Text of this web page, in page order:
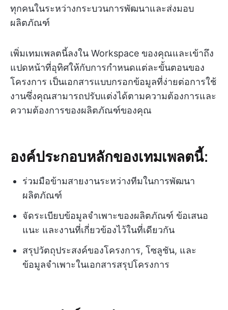
ทุกคนในระหว่างกระบวนการพัฒนาและส่งมอบ
ผลิตภัณฑ์
เพิ่มเทมเพลตนี้ลงใน Workspace ของคุณและเข้าถึง
แปดหน้าที่อุทิศให้กับการกำหนดแต่ละขั้นตอนของ
โครงการ เป็นเอกสารแบบกรอกข้อมูลที่ง่ายต่อการใช้
งานซึ่งคุณสามารถปรับแต่งได้ตามความต้องการและ
ความต้องการของผลิตภัณฑ์ของคุณ
องค์ประกอบหลักของเทมเพลตนี้:
ร่วมมือข้ามสายงานระหว่างทีมในการพัฒนา
ผลิตภัณฑ์
จัดระเบียบข้อมูลจำเพาะของผลิตภัณฑ์ ข้อเสนอ
แนะ และงานที่เกี่ยวข้องไว้ในที่เดียวกัน
สรุปวัตถุประสงค์ของโครงการ, โซลูชัน, และ
ข้อมูลจำเพาะในเอกสารสรุปโครงการ